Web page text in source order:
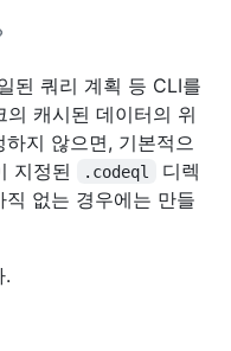
된 쿼리 계획 등 CLI를
캐시된 데이터의 위
지 않으면, 기본적으
지정된
.codeql
디렉
없는 경우에는 만들
.